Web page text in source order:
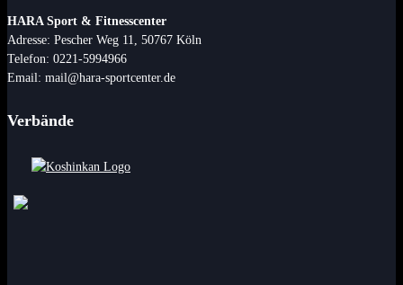
HARA Sport & Fitnesscenter
Adresse: Pescher Weg 11, 50767 Köln
Telefon: 0221-5994966
Email: mail@hara-sportcenter.de
Verbände